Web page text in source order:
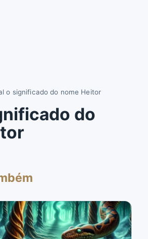
o significado do nome Heitor
do